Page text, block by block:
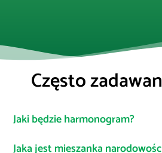
Często
Jaki będzie harmonogram?
Jaka jest mieszanka